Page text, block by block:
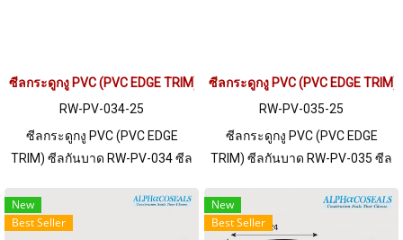
ซีลกระดูกงู PVC (PVC EDGE TRIM) RW-PV-034
RW-PV-034-25
ซีลกระดูกงู PVC (PVC EDGE
TRIM) ซีลกันบาด RW-PV-034 ซีล
PVC เหมาะสำหรับการใช้งานกับ
เฟรมที่มีความหนา 1-3 mm. ราคา
ซีลกระดูกงู PVC (PVC EDGE TRIM)
RW-PV-035-25
ซีลกระดูกงู PVC (PVC EDGE
TRIM) ซีลกันบาด RW-PV-035 ซีล
PVC เหมาะสำหรับการใช้งานกับ
เฟรมที่มีความหนา 1-2 mm. ราคา
New
Best Seller
New
Best Seller